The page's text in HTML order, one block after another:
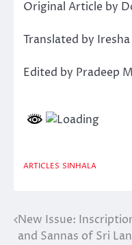
Original Article by
Translated by
Edited by Pradeep
ARTICLES SINHALA
Post
New Issue:
and Sannas of Sri